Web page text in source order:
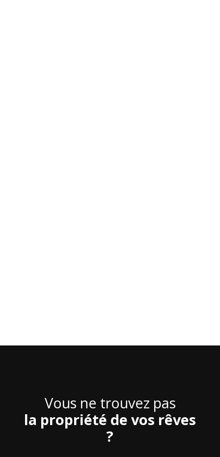
Vous ne trouvez pas
la propriété de vos rêves
?